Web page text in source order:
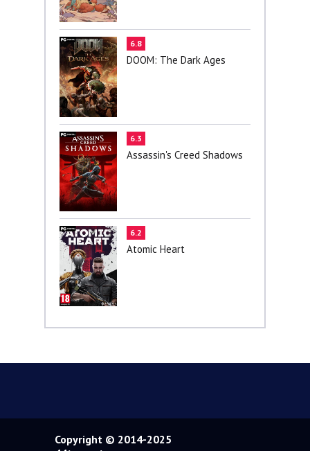
6.8
DOOM: The Dark Ages
6.3
Assassin's Creed Shadows
6.2
Atomic Heart
Copyright © 2014-2025